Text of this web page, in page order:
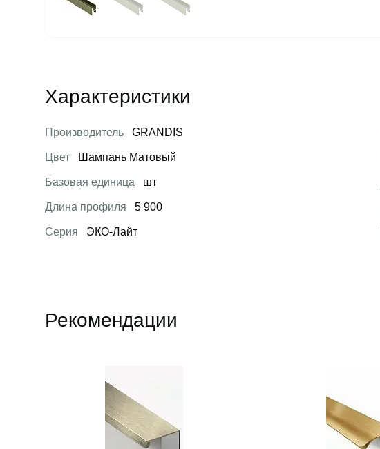
Характеристики
Производитель GRANDIS
Цвет Шампань Матовый
Базовая единица шт
Длина профиля 5 900
Серия ЭКО-Лайт
Рекомендации